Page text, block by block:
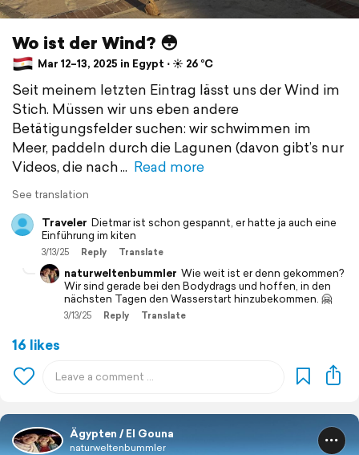
Wo ist der Wind? 😳
Mar 12–13, 2025 in Egypt ⋅ ☀️ 26 °C
Seit meinem letzten Eintrag lässt uns der Wind im
Stich. Müssen wir uns eben andere
Betätigungsfelder suchen: wir schwimmen im
Meer, paddeln durch die Lagunen (davon gibt’s nur
Videos, die nach
Read more
See translation
Traveler Dietmar ist schon gespannt, er hatte ja auch eine
Einführung im kiten
3/13/25 Reply Translate
naturweltenbummler Wie weit ist er denn gekommen?
Wir sind gerade bei den Bodydrags und hoffen, in den
nächsten Tagen den Wasserstart hinzubekommen. 🤗
3/13/25 Reply Translate
16 likes
Ägypten / El Gouna
naturweltenbummler